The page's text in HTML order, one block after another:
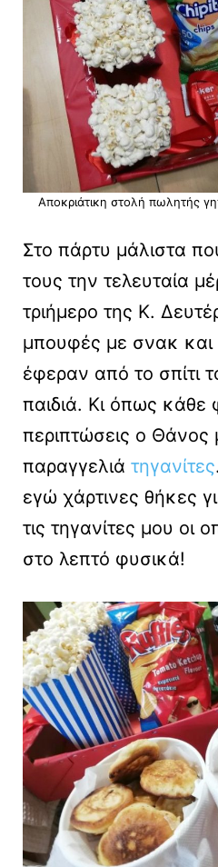
Αποκριάτικη στολή πωλητής
Στο πάρτυ μάλιστα
τους την τελευταία
τριήμερο της Κ.
μπουφές με σνακ
έφεραν από το σπίτι
παιδιά. Κι όπως κάθε
περιπτώσεις ο Θάνος
παραγγελιά τηγανίτες
εγώ χάρτινες θήκες
τις τηγανίτες μου οι
στο λεπτό φυσικά!